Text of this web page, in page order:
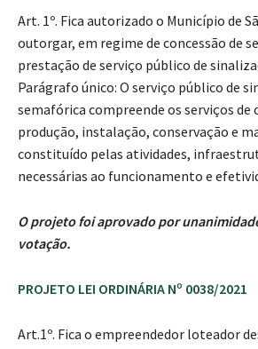
Art. 1º. Fica autorizado o Município de
outorgar, em regime de concessão de
prestação de serviço público de
Parágrafo único: O serviço público de
semafórica compreende os serviços de
produção, instalação, conservação e
constituído pelas atividades,
necessárias ao funcionamento e
O projeto foi aprovado por
votação.
PROJETO LEI ORDINÁRIA Nº 0038/2021
Art.1º. Fica o empreendedor loteador